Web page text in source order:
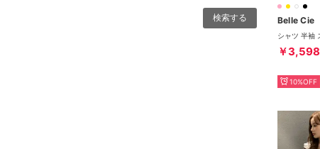
Belle Cie
￥3,598
10%OFF